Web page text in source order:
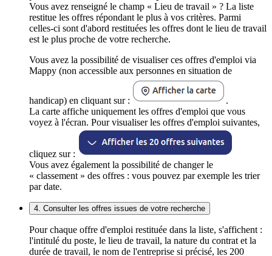
Vous avez renseigné le champ « Lieu de travail » ? La liste
restitue les offres répondant le plus à vos critères. Parmi
celles-ci sont d'abord restituées les offres dont le lieu de travail
est le plus proche de votre recherche.
Vous avez la possibilité de visualiser ces offres d'emploi via
Mappy (non accessible aux personnes en situation de
handicap) en cliquant sur :
.
La carte affiche uniquement les offres d'emploi que vous
voyez à l'écran. Pour visualiser les offres d'emploi suivantes,
cliquez sur :
Vous avez également la possibilité de changer le
« classement » des offres : vous pouvez par exemple les trier
par date.
4. Consulter les offres issues de votre recherche
Pour chaque offre d'emploi restituée dans la liste, s'affichent :
l'intitulé du poste, le lieu de travail, la nature du contrat et la
durée de travail, le nom de l'entreprise si précisé, les 200